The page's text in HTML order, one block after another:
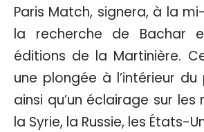
Paris Match, signera, à la
la recherche de Bachar
éditions de la Martinière.
une plongée à l’intérieur
ainsi qu’un éclairage sur
la Syrie, la Russie, les États-